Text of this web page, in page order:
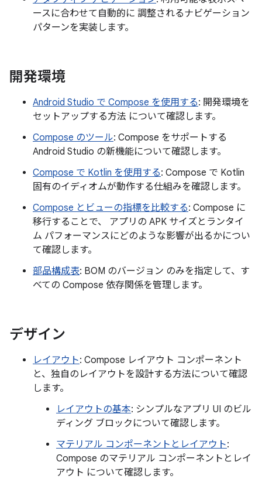
ースに合わせて自動的に 調整されるナビゲーション
パターンを実装します。
開発環境
Android Studio で Compose を使用する: 開発環境を
セットアップする方法 について確認します。
Compose のツール: Compose をサポートする
Android Studio の新機能について確認します。
Compose で Kotlin を使用する: Compose で Kotlin
固有のイディオムが動作する仕組みを確認します。
Compose とビューの指標を比較する: Compose に
移行することで、 アプリの APK サイズとランタイ
ム パフォーマンスにどのような影響が出るかについ
て確認します。
部品構成表: BOM のバージョン のみを指定して、す
べての Compose 依存関係を管理します。
デザイン
レイアウト: Compose レイアウト コンポーネント
と、独自のレイアウトを設計する方法について確認
します。
レイアウトの基本: シンプルなアプリ UI のビル
ディング ブロックについて確認します。
マテリアル コンポーネントとレイアウト:
Compose のマテリアル コンポーネントとレイ
アウト について確認します。